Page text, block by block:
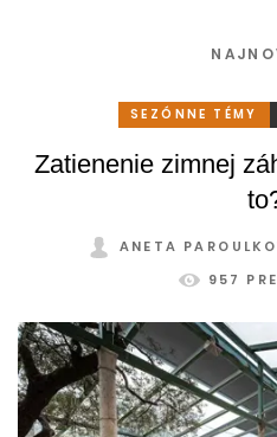
SEZÓNNE TÉMY
Zatienenie zimnej
ANETA
957